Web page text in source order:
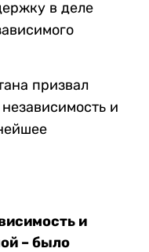
в деле
призвал
и
и
– было